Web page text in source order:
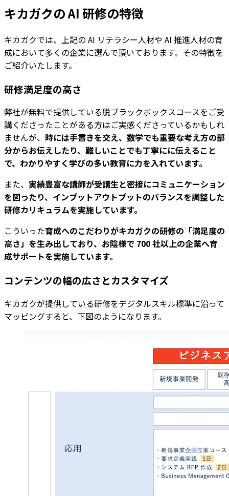
キカガクの AI 研修の特徴
キカガクでは、上記の AI リテラシー人材や AI 推進人材の育
成において多くの企業に選んで頂いております。その特徴を
ご紹介いたします。
研修満足度の高さ
弊社が無料で提供している脱ブラックボックスコースをご受
講くださったことがある方はご実感くださっているかもしれ
ませんが、 時には手書きを交え、数学でも重要な考え方の部
分からお伝えしたり、難しいことでも丁寧にに伝えること
で、わかりやすく学びの多い教育に力を入れています。
また、 実績豊富な講師が受講生と密接にコミュニケーション
を図ったり、インプットアウトプットのバランスを調整した
研修カリキュラムを実施しています。
こういった育成へのこだわりがキカガクの研修の「満足度の
高さ」を生み出しており、お陰様で 700 社以上の企業へ育
成サポートを実施しています。
コンテンツの幅の広さとカスタマイズ
キカガクが提供している研修をデジタルスキル標準に沿って
マッピングすると、下図のようになります。